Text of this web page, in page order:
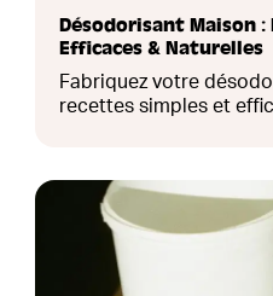
Désodorisant Maison
Efficaces & Naturelles
Fabriquez votre
recettes simples et